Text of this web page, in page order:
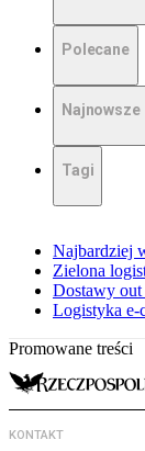
Polecane
Najnowsze
Tagi
Najbardziej
Zielona
Dostawy
Logistyka e-
Promowane treści
KONTAKT